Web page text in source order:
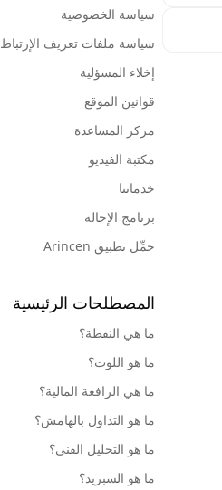
سياسة الخصوصية
سياسة ملفات تعريف الإرتباط
إخلاء المسؤلية
قوانين الموقع
مركز المساعدة
مكتبة الفيديو
خدماتنا
برنامج الإحالة
حمِّل تطبيق Arincen
المصطلحات الرئيسية
ما هي النقطة؟
ما هو اللوت؟
ما هي الرافعة المالية؟
ما هو التداول بالهامش؟
ما هو التحليل الفني؟
ما هو السبريد؟